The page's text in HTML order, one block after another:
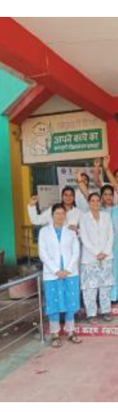
फूलझर-मगरलोटा
बैगलेस डे पर
कांग्रेस अध्यक्ष